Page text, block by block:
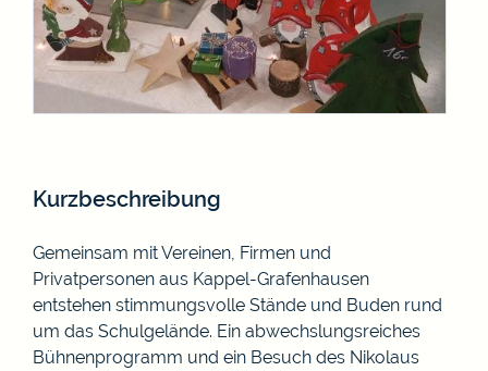
Kurzbeschreibung
Gemeinsam mit Vereinen, Firmen und
Privatpersonen aus Kappel-Grafenhausen
entstehen stimmungsvolle Stände und Buden rund
um das Schulgelände. Ein abwechslungsreiches
Bühnenprogramm und ein Besuch des Nikolaus